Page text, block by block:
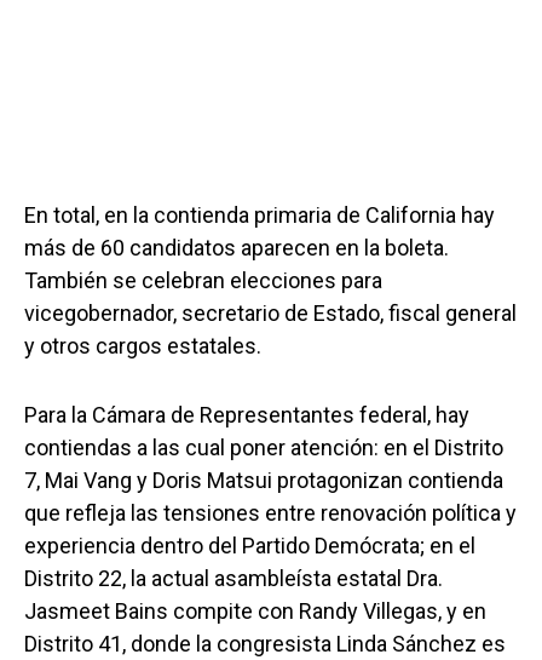
En total, en la contienda primaria de California hay
más de 60 candidatos aparecen en la boleta.
También se celebran elecciones para
vicegobernador, secretario de Estado, fiscal general
y otros cargos estatales.
Para la Cámara de Representantes federal, hay
contiendas a las cual poner atención: en el Distrito
7, Mai Vang y Doris Matsui protagonizan contienda
que refleja las tensiones entre renovación política y
experiencia dentro del Partido Demócrata; en el
Distrito 22, la actual asambleísta estatal Dra.
Jasmeet Bains compite con Randy Villegas, y en
Distrito 41, donde la congresista Linda Sánchez es